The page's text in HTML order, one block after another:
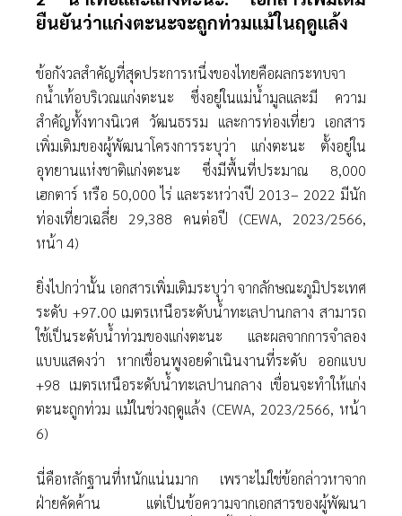
ยืนยันว่าแก่งตะนะจะถูกท่วมแม้ในฤดูแล้ง
ข้อกังวลสําคัญที่สุดประการหนึ่งของไทยคือผลกระทบจา
กนํ้าเท้อบริเวณแก่งตะนะ ซึ่งอยู่ในแม่นํ้ามูลและมี ความ
สําคัญทั้งทางนิเวศ วัฒนธรรม และการท่องเที่ยว เอกสาร
เพิ่มเติมของผู้พัฒนาโครงการระบุว่า แก่งตะนะ ตั้งอยู่ใน
อุทยานแห่งชาติแก่งตะนะ ซึ่งมีพื้นที่ประมาณ 8,000
เฮกตาร์ หรือ 50,000 ไร่ และระหว่างปี 2013– 2022 มีนัก
ท่องเที่ยวเฉลี่ย 29,388 คนต่อปี (CEWA, 2023/2566,
หน้า 4)
ยิ่งไปกว่านั้น เอกสารเพิ่มเติมระบุว่า จากลักษณะภูมิประเทศ
ระดับ +97.00 เมตรเหนือระดับนํ้าทะเลปานกลาง สามารถ
ใช้เป็นระดับนํ้าท่วมของแก่งตะนะ และผลจากการจําลอง
แบบแสดงว่า หากเขื่อนพูงอยดําเนินงานที่ระดับ ออกแบบ
+98 เมตรเหนือระดับนํ้าทะเลปานกลาง เขื่อนจะทําให้แก่ง
ตะนะถูกท่วม แม้ในช่วงฤดูแล้ง (CEWA, 2023/2566, หน้า
6)
นี่คือหลักฐานที่หนักแน่นมาก เพราะไม่ใช่ข้อกล่าวหาจาก
ฝ่ายคัดค้าน แต่เป็นข้อความจากเอกสารของผู้พัฒนา